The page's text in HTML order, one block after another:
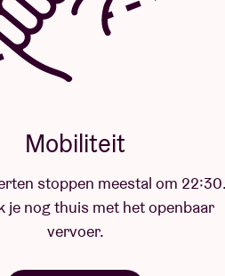
Mobiliteit
stoppen meestal om 22:30.
je nog thuis met het openbaar
vervoer.